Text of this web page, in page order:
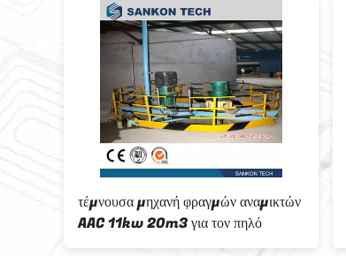
τέμνουσα μηχανή φραγμών αναμικτών
AAC 11kw 20m3 για τον πηλό